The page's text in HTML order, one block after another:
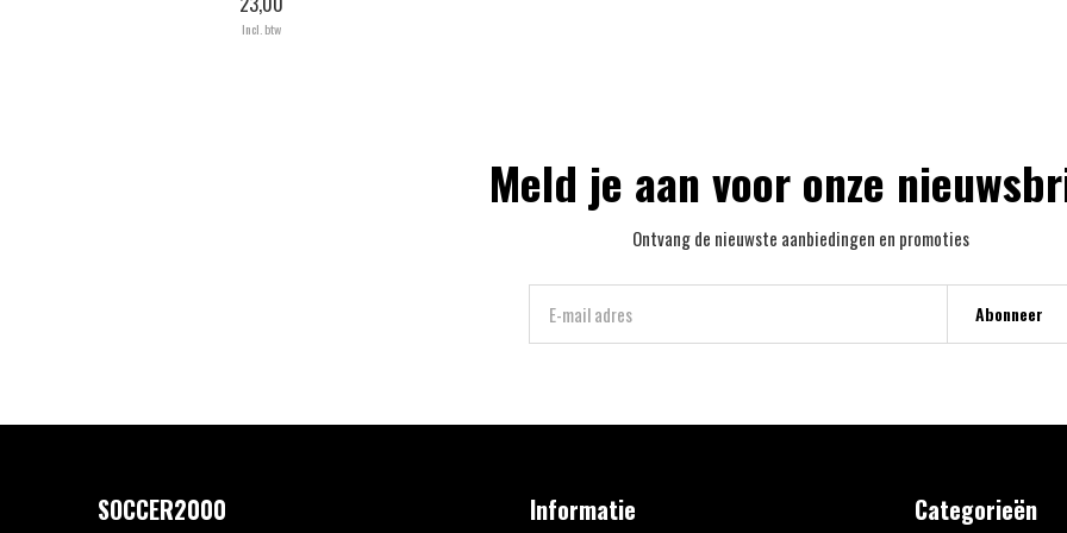
Incl. btw
Meld je aan voor onze
Ontvang de nieuwste aanbiedingen en promoties
Abonneer
SOCCER2000 Informatie Categorieën